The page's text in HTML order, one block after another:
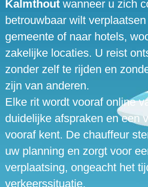
Kalmthout wanneer u zich
betrouwbaar wilt
gemeente of naar hotels,
zakelijke locaties. U reist
zonder zelf te rijden en
zijn van anderen.
Elke rit wordt vooraf online
duidelijke afspraken en een
vooraf kent. De chauffeur
uw planning en zorgt voor
verplaatsing, ongeacht het
verkeerssituatie.